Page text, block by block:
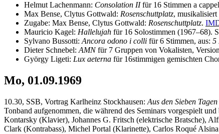
Helmut Lachenmann: Consolation IIfür 16 Stimmen a
Max Bense, Clytus Gottwald: Rosenschuttplatz,
Zugabe: Max Bense, Clytus Gottwald: Rosenschuttplatz.
Mauricio Kagel: Hallelujah für 16 Solostimmen (1967–68).
Sylvano Bussotti: Ancora odono i colli für 6 Stimmen, aus: 5
Dieter Schnebel: AMNfür 7 Gruppen von Vokalisten,
György Ligeti: Lux aeterna für 16stimmigen gemischten
Mo, 01.09.1969
10.30, SSB, Vortrag Karlheinz Stockhausen: Aus den Sieben
Tonband aufgenommen, die während des Seminars vorgespielt
Kontarsky (Klavier), Johannes G. Fritsch (elektrische Bratsche),
Clark (Kontrabass), Michel Portal (Klarinette), Carlos Roqué